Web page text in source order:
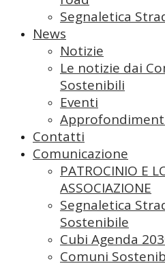
Segnaletica
News
Notizie
Le notizie dai
Sostenibili
Eventi
Contatti
Comunicazione
PATROCINIO E
ASSOCIAZIONE
Segnaletica
Sostenibile
Cubi Agenda
Comuni